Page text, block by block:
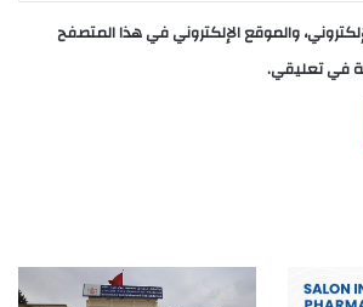
والموقع الإلكتروني في هذا المتصفح
في تعليقي.